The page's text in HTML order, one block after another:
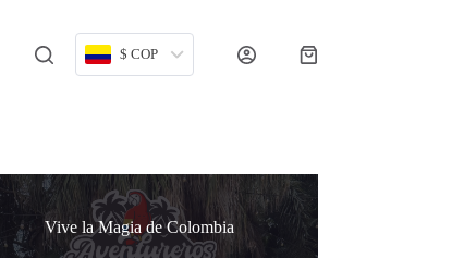
$ COP
Carro
Vive la Magia de Colombia